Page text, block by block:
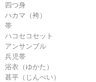
四つ身
ハカマ（袴）
帯
ハコセコセット
アンサンブル
兵児帯
浴衣（ゆかた）
甚平（じんべい）